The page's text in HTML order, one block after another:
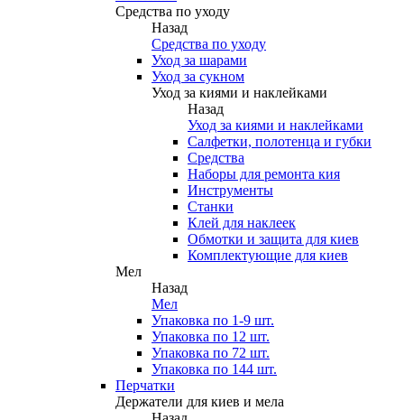
Средства по уходу
Назад
Средства по уходу
Уход за шарами
Уход за сукном
Уход за киями и наклейками
Назад
Уход за киями и наклейками
Салфетки, полотенца и губки
Средства
Наборы для ремонта кия
Инструменты
Станки
Клей для наклеек
Обмотки и защита для киев
Комплектующие для киев
Мел
Назад
Мел
Упаковка по 1-9 шт.
Упаковка по 12 шт.
Упаковка по 72 шт.
Упаковка по 144 шт.
Перчатки
Держатели для киев и мела